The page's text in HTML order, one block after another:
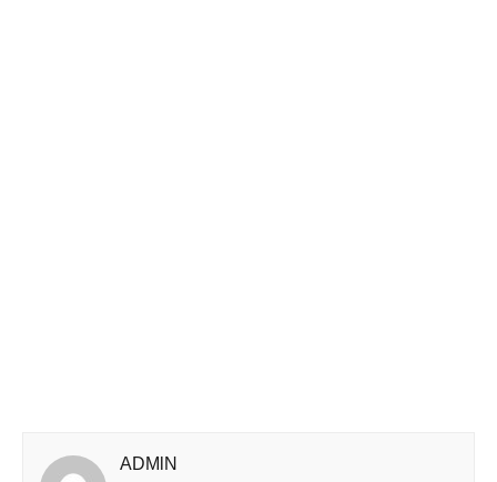
ADMlN